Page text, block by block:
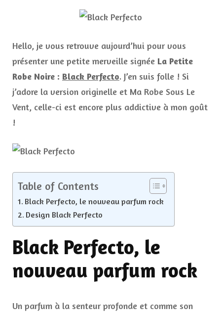
rock
Hello, je vous retrouve aujourd’hui pour vous
présenter une petite merveille signée La Petite
Robe Noire : Black Perfecto. J’en suis folle ! Si
j’adore la version originelle et Ma Robe Sous Le
Vent, celle-ci est encore plus addictive à mon goût
!
Table of Contents
Black Perfecto, le nouveau parfum rock
Design Black Perfecto
Black Perfecto, le
nouveau parfum rock
Un parfum à la senteur profonde et comme son